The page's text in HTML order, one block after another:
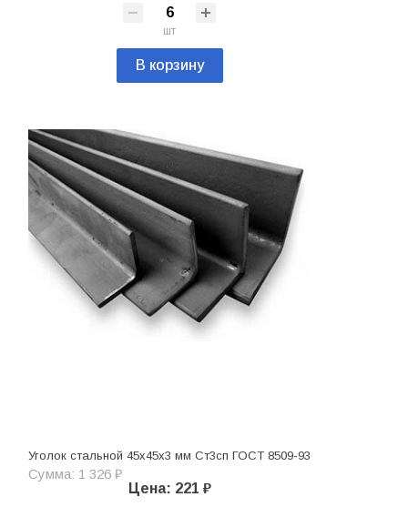
шт
В корзину
Уголок стальной 45х45х3 мм Ст3сп ГОСТ 8509-93
Сумма: 1 326 ₽
Цена: 221 ₽